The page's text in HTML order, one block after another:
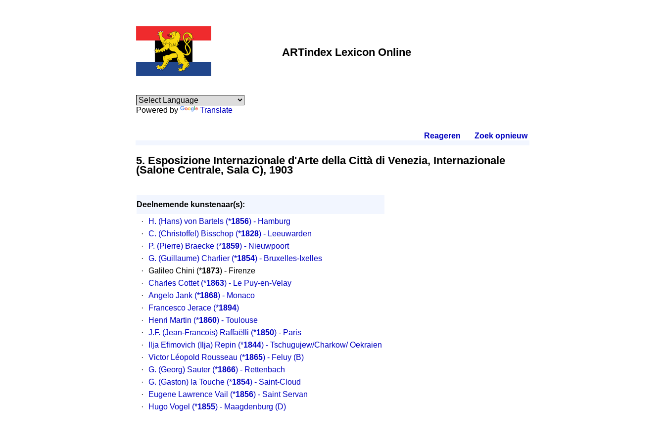
ARTindex Lexicon Online
Powered by Translate
Reageren Zoek opnieuw.
5. Esposizione Internazionale d'Arte della Città di Venezia, Internazionale
(Salone Centrale, Sala C), 1903
Deelnemende kunstenaar(s):
·
H. (Hans) von Bartels (*1856) - Hamburg
·
C. (Christoffel) Bisschop (*1828) - Leeuwarden
·
P. (Pierre) Braecke (*1859) - Nieuwpoort
·
G. (Guillaume) Charlier (*1854) - Bruxelles-Ixelles
·
Galileo Chini (*1873) - Firenze
·
Charles Cottet (*1863) - Le Puy-en-Velay
·
Angelo Jank (*1868) - Monaco
·
Francesco Jerace (*1894)
·
Henri Martin (*1860) - Toulouse
·
J.F. (Jean-Francois) Raffaëlli (*1850) - Paris
·
Ilja Efimovich (Ilja) Repin (*1844) - Tschugujew/Charkow/ Oekraien
·
Victor Léopold Rousseau (*1865) - Feluy (B)
·
G. (Georg) Sauter (*1866) - Rettenbach
·
G. (Gaston) la Touche (*1854) - Saint-Cloud
·
Eugene Lawrence Vail (*1856) - Saint Servan
·
Hugo Vogel (*1855) - Maagdenburg (D)